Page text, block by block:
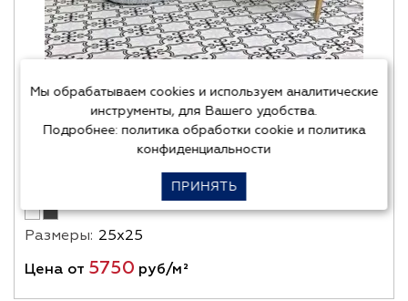
Absolut Keramika (Испания)
VALENCIA-MALLORCA
Размеры: 25х25
Цена от 5750 руб/м²
Мы обрабатываем cookies и используем аналитические
инструменты, для Вашего удобства.
Подробнее: политика обработки cookieи политика
конфиденциальности
ПРИНЯТЬ